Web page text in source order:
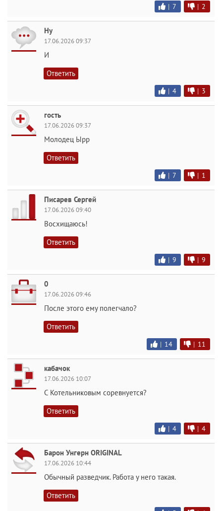
| 7 | 2
Ну
17.06.2026 09:37
И
Ответить
| 4 | 3
гость
17.06.2026 09:37
Молодец Ырр
Ответить
| 7 | 1
Писарев Сергей
17.06.2026 09:40
Восхищаюсь!
Ответить
| 9 | 9
0
17.06.2026 09:46
После этого ему полегчало?
Ответить
| 14 | 11
кабачок
17.06.2026 10:07
С Котельниковым соревнуется?
Ответить
| 4 | 4
Барон Унгерн ORIGINAL
17.06.2026 10:44
Обычный разведчик. Работа у него такая.
Ответить